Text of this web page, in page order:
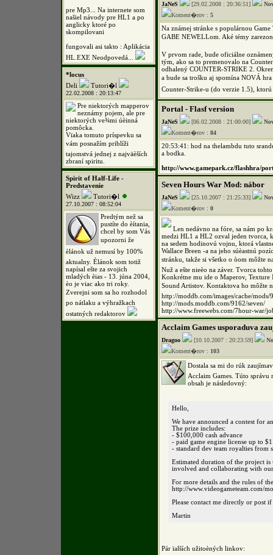
pre Mp3... Na internete som
našiel návody pre HL1 a po
anglicky ktoré po
skompilovani
fungovali asi takto : Aplikácia
HL.EXE Neodpovedá...
*locus
Deli
Tutori�l
22.02.2008 : 20:13:47
Pre niektorých mapperov
neznámy pojem, ale pre
niektorých ve¾mi úèinná
pomôcka.
Vïaka tomuto príspevku sa
vám posnažím priblíži
tajomstvá jednej z najväèších
zbraní spiritu.
Spirit of Half-Life -
Predstavenie
Wizz
Tutori�l
27.10.2007 : 08:52:04
Predtým než sa
pustíte do èítania,
chcel by som Vás
upozorni že
èlánok už nemusí by 100%
aktualny. Èlánok som totiž
napísal ešte za svojich
mladých èias - 13. júna 2004,
èo je viac ako tri roky.
Zverejni som sa ho rozhodol
po nátlaku a výhražkach
ostatných redaktorov
JaNeS [29.02.2008 : 20:36:51]
Koment�rov : 5
Na známej stránke s populárnou
GABE NEWELLom. Aké témy
V prvom rade, bude oficiálne
tým, ako sa to premenovalo na
odhalený COUNTER-STRIKE 2.
a bude sa trošku aj spomína NOVÁ
Counter-Strike-u (do verzie 1.5), ktorú
Portal - Flasf version
JaNeS [06.02.2008 : 21:00:00]
Koment�rov : 84
20:53:41: hod na thelambdu tuto
a bodka.
http://www.gamepark.cz/flashhra/
Seven Hours War Mod: nábor
JaNeS [25.10.2007 : 21:25:33]
Koment�rov : 0
Len nedávno na fóre, sa nám po
medzi HL1 a HL2 ozval jeden tvorca,
na sedem hodinovú vojnu, ktorá
Wallace Breen -a na jeho súèastnú
stránku, takže si všetko o òom môžte
Nuž a ešte nieèo na záver. Tvorca
Konkrétne mu ide o Maperov,
Sound Artistov. Kontaktova ho
http://moddb.com/images/cache/
http://mods.moddb.com/9162/seven/
http://www.freewebs.com/7hour-war/
Acclaim Games usporaduva
Dragoo [10.10.2007 : 20:23:59]
Koment�rov : 103
Dostala sa mi do rúk
Acclaim Games. Túto
obsah je následovný:
Hello,
We have announced a contest for
The prize includes:
- $100,000 cash advance
- paid game engine license up to
- standard dev team royalties from
Estimated duration of the project
involved and collaborating with
For more details and the rules of
http://www.videogameteam.com/
Please contact me directly or post
Martin
Pár ïalších užitoèných linkov: